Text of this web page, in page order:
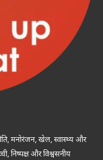
मनोरंजन, खेल, स्वास्थ्य और
निष्पक्ष और विश्वसनीय